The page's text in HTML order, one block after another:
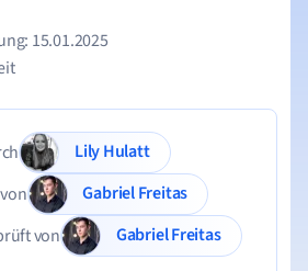
15.01.2025
Lily Hulatt
Gabriel Freitas
von
Gabriel Freitas